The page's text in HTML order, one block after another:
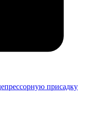
присадку